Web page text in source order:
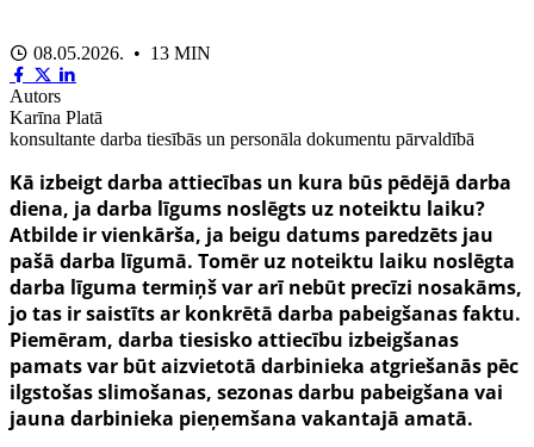
08.05.2026. • 13 MIN
Autors
Karīna Platā
konsultante darba tiesībās un personāla dokumentu pārvaldībā
Kā izbeigt darba attiecības un kura būs pēdējā darba
diena, ja darba līgums noslēgts uz noteiktu laiku?
Atbilde ir vienkārša, ja beigu datums paredzēts jau
pašā darba līgumā. Tomēr uz noteiktu laiku noslēgta
darba līguma termiņš var arī nebūt precīzi nosakāms,
jo tas ir saistīts ar konkrētā darba pabeigšanas faktu.
Piemēram, darba tiesisko attiecību izbeigšanas
pamats var būt aizvietotā darbinieka atgriešanās pēc
ilgstošas slimošanas, sezonas darbu pabeigšana vai
jauna darbinieka pieņemšana vakantajā amatā.